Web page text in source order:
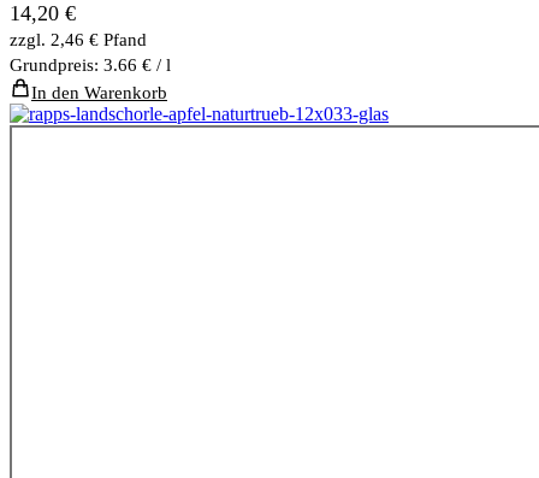
14,20 €
zzgl. 2,46 € Pfand
Grundpreis: 3.66 € / l
In den Warenkorb